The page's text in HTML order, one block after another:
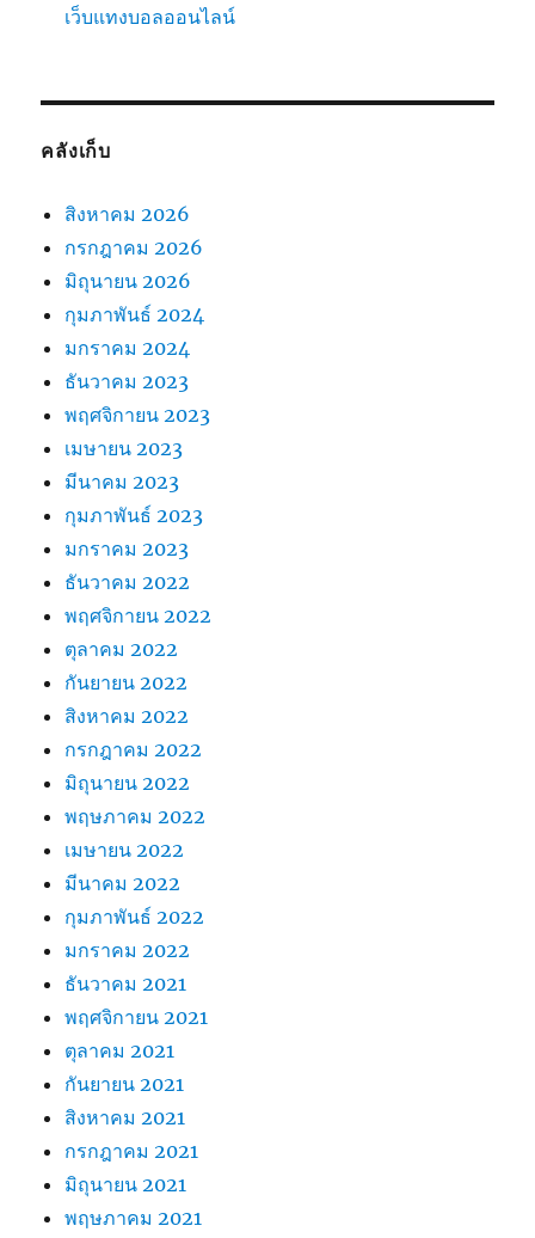
เว็บแทงบอลออนไลน์
คลังเก็บ
สิงหาคม 2026
กรกฎาคม 2026
มิถุนายน 2026
กุมภาพันธ์ 2024
มกราคม 2024
ธันวาคม 2023
พฤศจิกายน 2023
เมษายน 2023
มีนาคม 2023
กุมภาพันธ์ 2023
มกราคม 2023
ธันวาคม 2022
พฤศจิกายน 2022
ตุลาคม 2022
กันยายน 2022
สิงหาคม 2022
กรกฎาคม 2022
มิถุนายน 2022
พฤษภาคม 2022
เมษายน 2022
มีนาคม 2022
กุมภาพันธ์ 2022
มกราคม 2022
ธันวาคม 2021
พฤศจิกายน 2021
ตุลาคม 2021
กันยายน 2021
สิงหาคม 2021
กรกฎาคม 2021
มิถุนายน 2021
พฤษภาคม 2021